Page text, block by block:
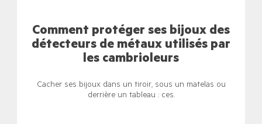
Comment protéger ses bijoux des
détecteurs de métaux utilisés par
les cambrioleurs
Cacher ses bijoux dans un tiroir, sous un matelas ou
derrière un tableau : ces.